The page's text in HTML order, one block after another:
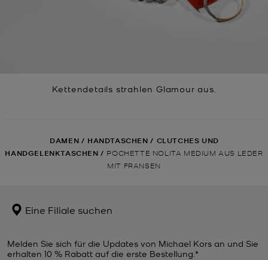
Kettendetails strahlen Glamour aus.
DAMEN / HANDTASCHEN / CLUTCHES UND
HANDGELENKTASCHEN / POCHETTE NOLITA MEDIUM AUS LEDER
MIT FRANSEN
Eine Filiale suchen
Melden Sie sich für die Updates von Michael Kors an und Sie
erhalten 10 % Rabatt auf die erste Bestellung.*